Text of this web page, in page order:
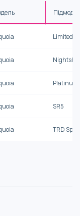
Limited
Platinum
SR5
TRD Sport